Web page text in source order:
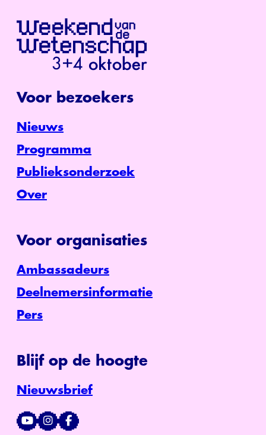
Voor bezoekers
Nieuws
Programma
Publieksonderzoek
Over
Voor organisaties
Ambassadeurs
Deelnemersinformatie
Pers
Blijf op de hoogte
Nieuwsbrief